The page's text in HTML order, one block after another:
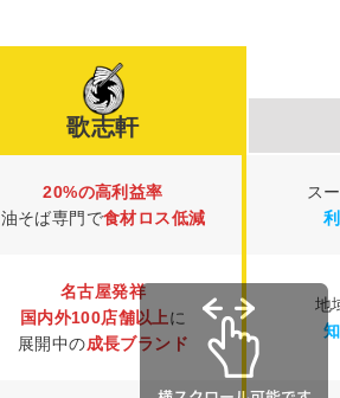
歌志軒
20%の高利益率
油そば専門で食材ロス低減
ス
名古屋発祥
国内外100店舗以上に
展開中の成長ブランド
地